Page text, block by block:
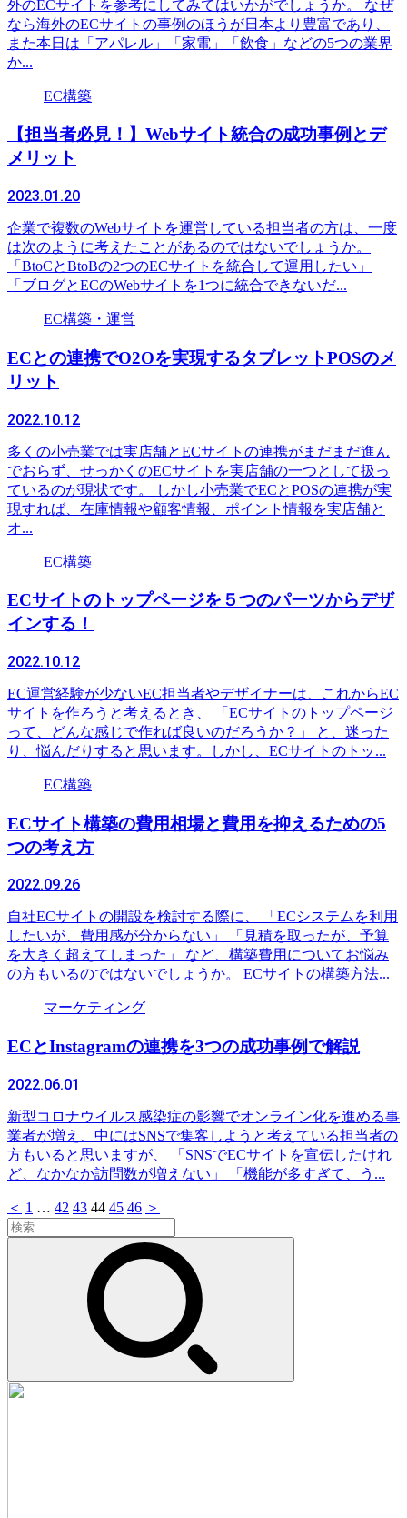
外のECサイトを参考にしてみてはいかがでしょうか。 なぜ
なら海外のECサイトの事例のほうが日本より豊富であり、
また本日は「アパレル」「家電」「飲食」などの5つの業界
か...
EC構築
【担当者必見！】Webサイト統合の成功事例とデ
メリット
2023.01.20
企業で複数のWebサイトを運営している担当者の方は、一度
は次のように考えたことがあるのではないでしょうか。
「BtoCとBtoBの2つのECサイトを統合して運用したい」
「ブログとECのWebサイトを1つに統合できないだ...
EC構築・運営
ECとの連携でO2Oを実現するタブレットPOSのメ
リット
2022.10.12
多くの小売業では実店舗とECサイトの連携がまだまだ進ん
でおらず、せっかくのECサイトを実店舗の一つとして扱っ
ているのが現状です。 しかし小売業でECとPOSの連携が実
現すれば、在庫情報や顧客情報、ポイント情報を実店舗と
オ...
EC構築
ECサイトのトップページを５つのパーツからデザ
インする！
2022.10.12
EC運営経験が少ないEC担当者やデザイナーは、これからEC
サイトを作ろうと考えるとき、 「ECサイトのトップページ
って、どんな感じで作れば良いのだろうか？」 と、迷った
り、悩んだりすると思います。しかし、ECサイトのトッ...
EC構築
ECサイト構築の費用相場と費用を抑えるための5
つの考え方
2022.09.26
自社ECサイトの開設を検討する際に、 「ECシステムを利用
したいが、費用感が分からない」 「見積を取ったが、予算
を大きく超えてしまった」 など、構築費用についてお悩み
の方もいるのではないでしょうか。 ECサイトの構築方法...
マーケティング
ECとInstagramの連携を3つの成功事例で解説
2022.06.01
新型コロナウイルス感染症の影響でオンライン化を進める事
業者が増え、中にはSNSで集客しようと考えている担当者の
方もいると思いますが、 「SNSでECサイトを宣伝したけれ
ど、なかなか訪問数が増えない」 「機能が多すぎて、う...
＜ 1 … 42 43 44 45 46 ＞
検
索: